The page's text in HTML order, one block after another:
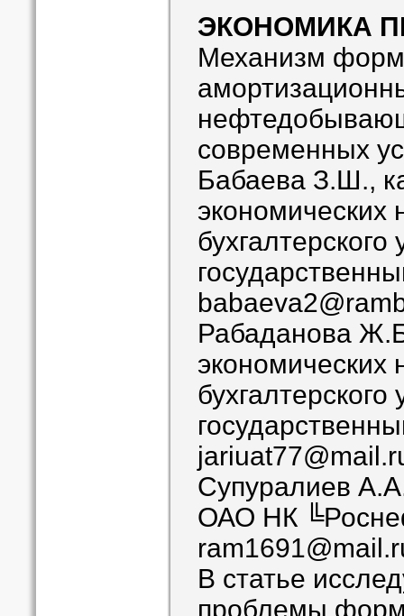
ЭКОНОМИКА
Механизм
современных
Бабаева З.Ш.,
экономических
бухгалтерского
Рабаданова
экономических
бухгалтерского
Супуралиев
ОАО НК
В статье
проблемы